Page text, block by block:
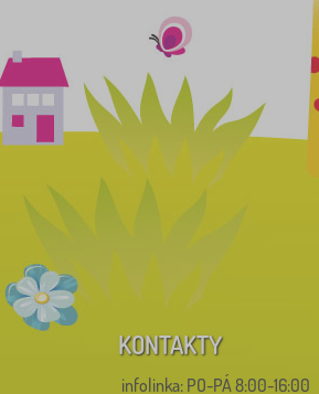
KONTAKTY
infolinka: PO-PÁ 8:00-16:00